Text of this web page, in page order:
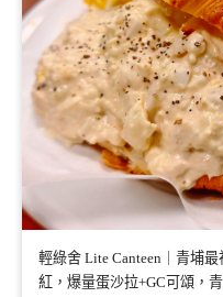
輕綠舍 Lite Canteen｜青埔
紅，爆量蛋沙拉+GC可頌，